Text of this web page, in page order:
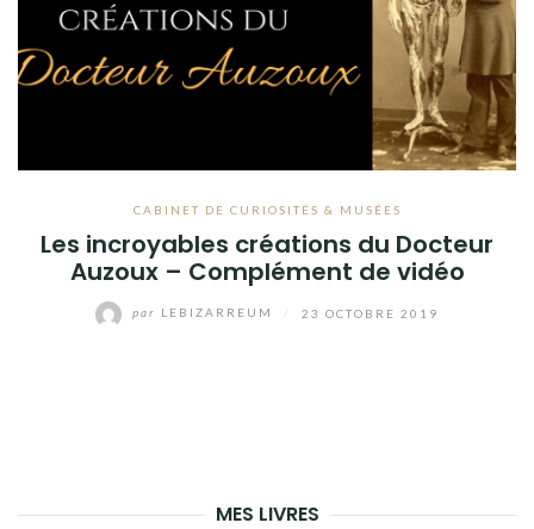
CABINET DE CURIOSITÉS & MUSÉES
Les incroyables créations du Docteur
Auzoux – Complément de vidéo
par LEBIZARREUM 23 OCTOBRE 2019
MES LIVRES